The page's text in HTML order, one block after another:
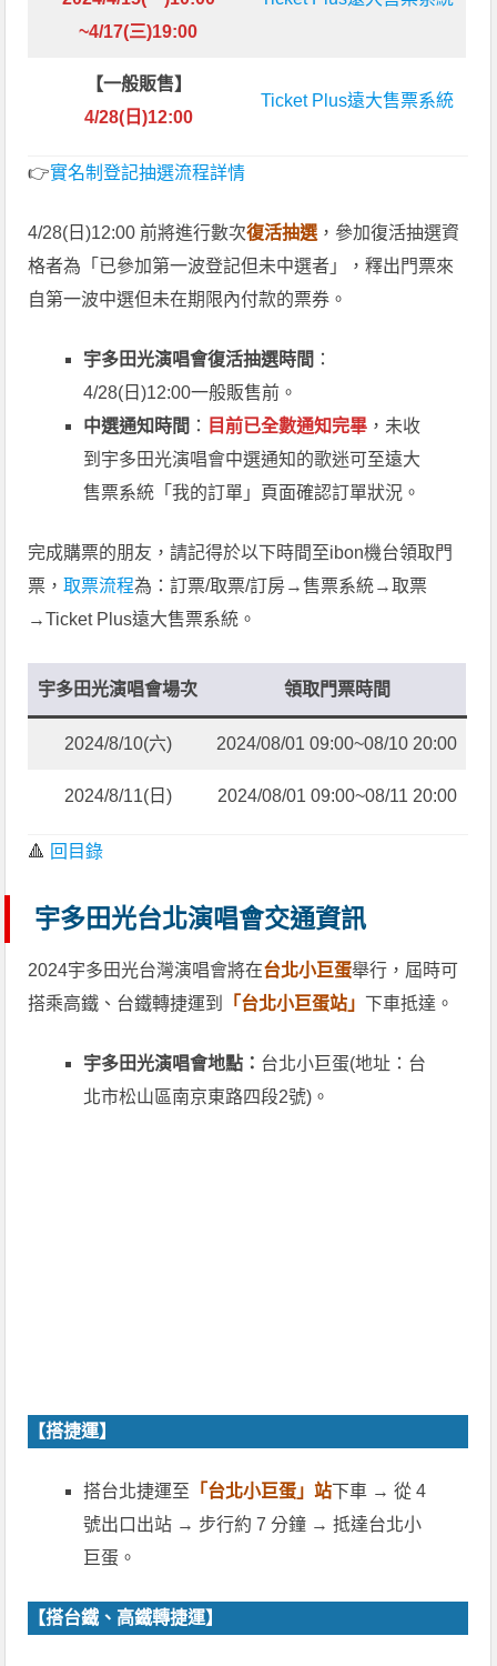
~4/17(三)19:00
【一般販售】
4/28(日)12:00
Ticket Plus遠大售票系統
👉實名制登記抽選流程詳情
4/28(日)12:00 前將進行數次復活抽選 ，參加復活抽選資
格者為「已參加第一波登記但未中選者」，釋出門票來
自第一波中選但未在期限內付款的票券。
宇多田光演唱會復活抽選時間 ：
4/28(日)12:00一般販售前。
中選通知時間 ： 目前已全數通知完畢 ，未收
到宇多田光演唱會中選通知的歌迷可至遠大
售票系統「我的訂單」頁面確認訂單狀況。
完成購票的朋友，請記得於以下時間至ibon機台領取門
票，取票流程為：訂票/取票/訂房→售票系統→取票
→Ticket Plus遠大售票系統。
宇多田光演唱會場次 領取門票時間
2024/8/10(六) 2024/08/01 09:00~08/10 20:00
2024/8/11(日) 2024/08/01 09:00~08/11 20:00
🔺 回目錄
宇多田光台北演唱會交通資訊
2024宇多田光台灣演唱會將在台北小巨蛋舉行，屆時可
搭乘高鐵、台鐵轉捷運到
「台北小巨蛋站」 下車抵達。
宇多田光演唱會地點： 台北小巨蛋(地址：台
北市松山區南京東路四段2號)。
【搭捷運】
搭台北捷運至 「台北小巨蛋」站下車 → 從 4
號出口出站 → 步行約 7 分鐘 → 抵達台北小
巨蛋。
【搭台鐵、高鐵轉捷運】